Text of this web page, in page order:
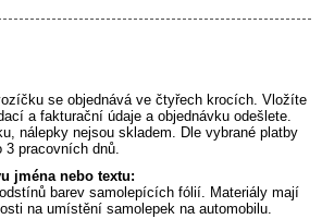
se objednává ve čtyřech krocích. Vložíte
a fakturační údaje a objednávku odešlete.
nálepky nejsou skladem. Dle vybrané platby
3 pracovních dnů.
jména nebo textu:
barev samolepících fólií. Materiály mají
na umístění samolepek na automobilu.